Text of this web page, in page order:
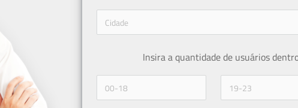
Insira a quantidade de usuários